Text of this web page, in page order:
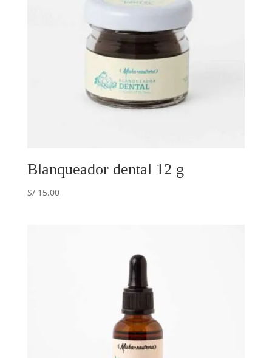
Blanqueador dental 12 g
S/15.00